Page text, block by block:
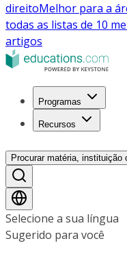
direitoMelhor para a
todas as listas de 10
artigos
Programas
Recursos
Procurar matéria, instituição
Selecione a sua língua
Sugerido para você